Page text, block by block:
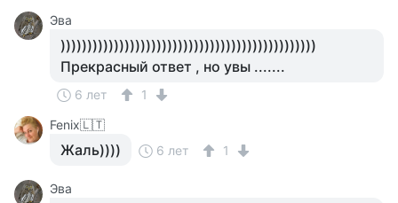
Эва
))))))))))))))))))))))))))))))))))))))))))))))))
Прекрасный ответ , но увы .......
6 лет
1
Fenix🇱🇹
Жаль)))) 6 лет 1
Эва